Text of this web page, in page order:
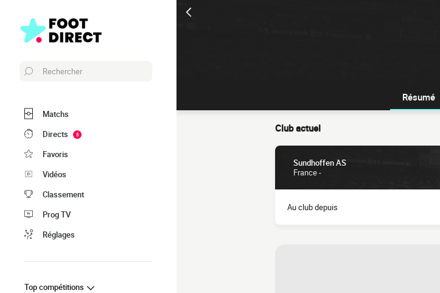
Rechercher
Matchs
Directs
5
Favoris
Vidéos
Classement
Prog TV
Réglages
Top compétitions
Résumé
Club actuel
Sundhoffen AS
France -
Au club depuis